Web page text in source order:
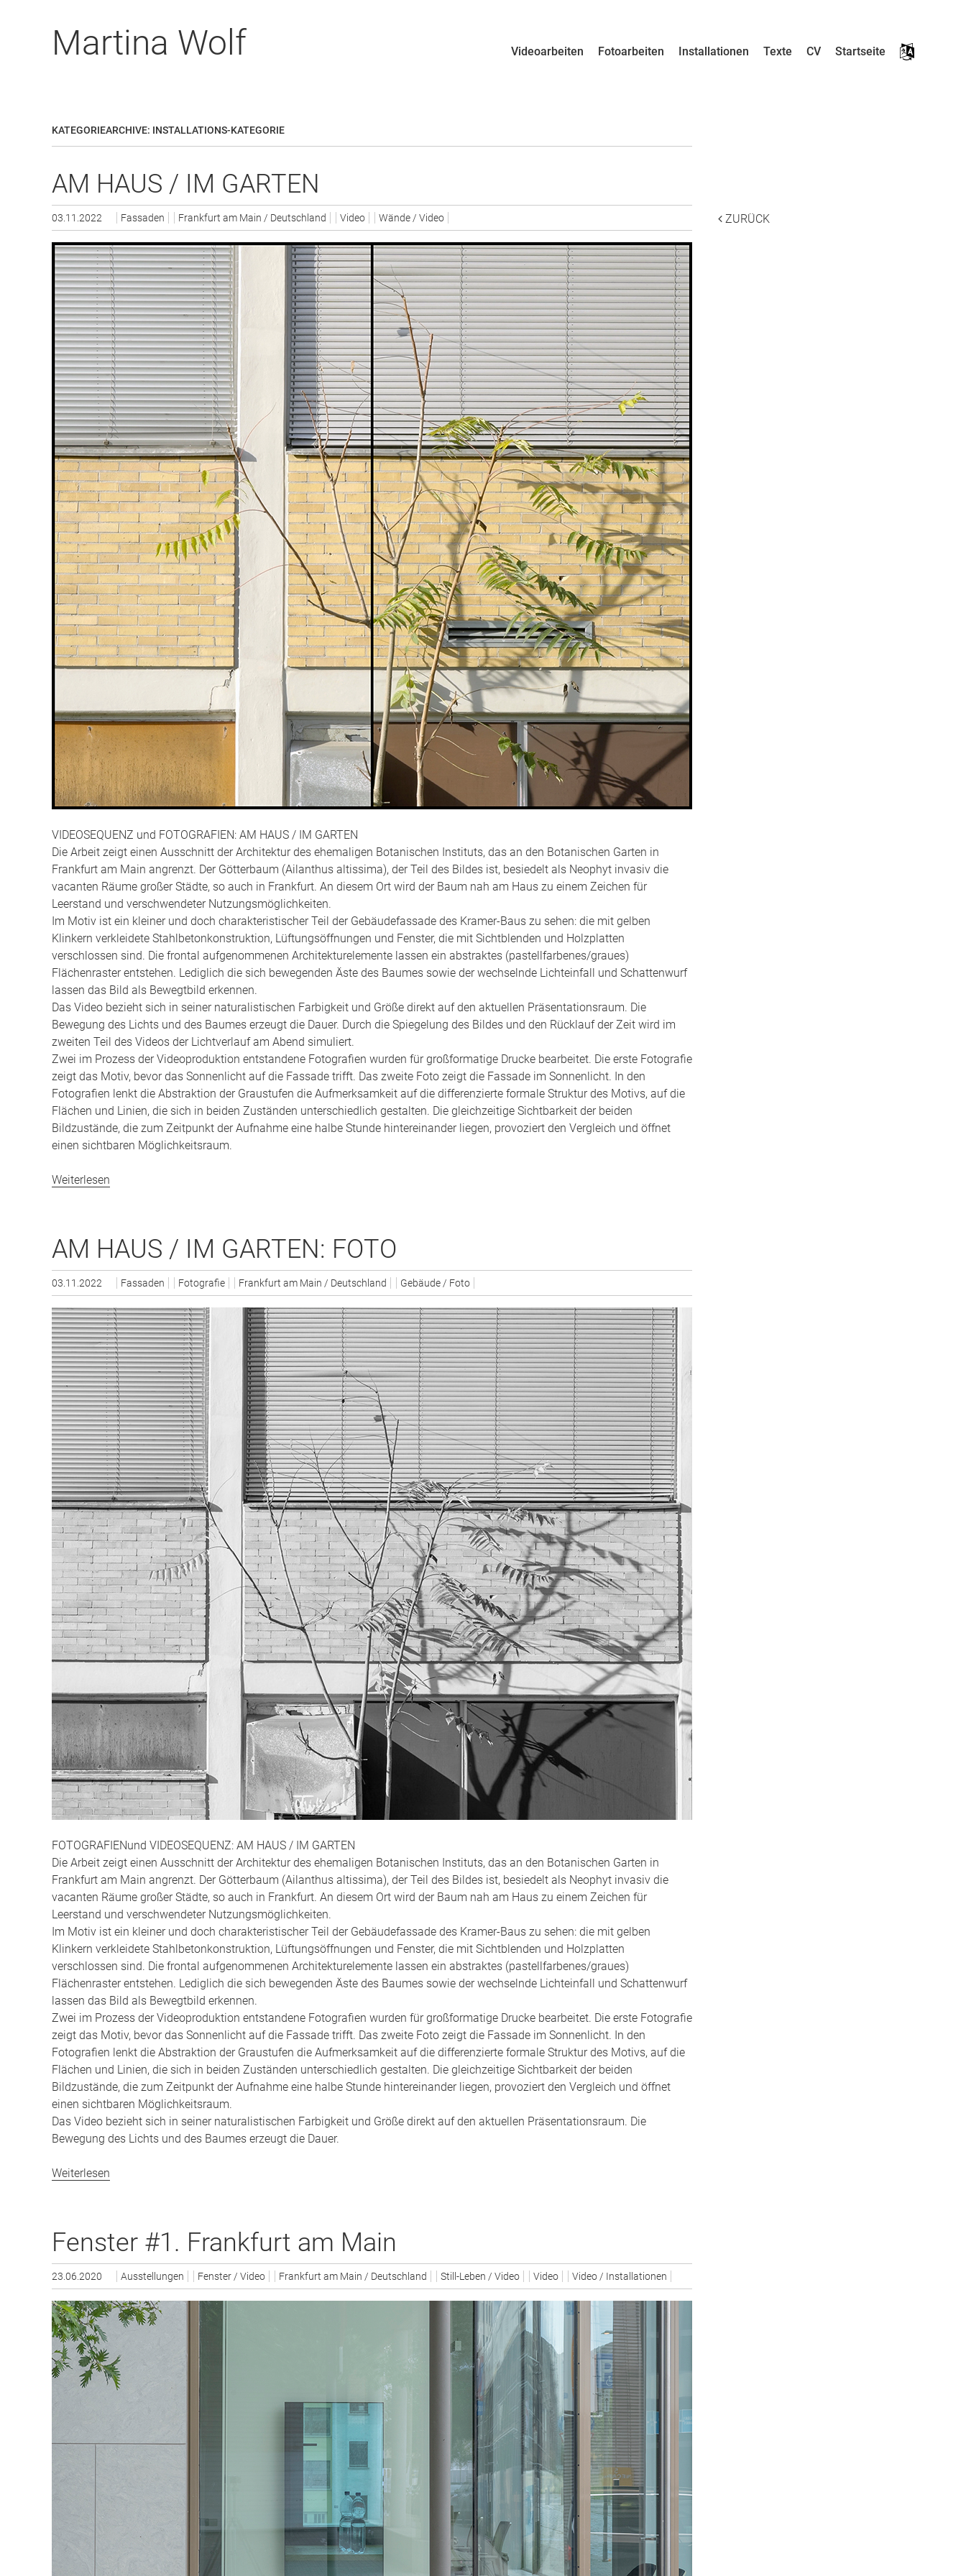
Martina Wolf Menü
Zum Inhalt Springen
Videoarbeiten Fotoarbeiten Installationen Texte CV Startseite
KATEGORIEARCHIVE: INSTALLATIONS-KATEGORIE
AM HAUS / IM GARTEN
03.11.2022 Fassaden Frankfurt am Main / Deutschland Video Wände / Video
VIDEOSEQUENZ und FOTOGRAFIEN: AM HAUS / IM GARTEN
Die Arbeit zeigt einen Ausschnitt der Architektur des ehemaligen Botanischen Instituts, das an den Botanischen Garten in
Frankfurt am Main angrenzt. Der Götterbaum (Ailanthus altissima), der Teil des Bildes ist, besiedelt als Neophyt invasiv die
vacanten Räume großer Städte, so auch in Frankfurt. An diesem Ort wird der Baum nah am Haus zu einem Zeichen für
Leerstand und verschwendeter Nutzungsmöglichkeiten.
Im Motiv ist ein kleiner und doch charakteristischer Teil der Gebäudefassade des Kramer-Baus zu sehen: die mit gelben
Klinkern verkleidete Stahlbetonkonstruktion, Lüftungsöffnungen und Fenster, die mit Sichtblenden und Holzplatten
verschlossen sind. Die frontal aufgenommenen Architekturelemente lassen ein abstraktes (pastellfarbenes/graues)
Flächenraster entstehen. Lediglich die sich bewegenden Äste des Baumes sowie der wechselnde Lichteinfall und Schattenwurf
lassen das Bild als Bewegtbild erkennen.
Das Video bezieht sich in seiner naturalistischen Farbigkeit und Größe direkt auf den aktuellen Präsentationsraum. Die
Bewegung des Lichts und des Baumes erzeugt die Dauer. Durch die Spiegelung des Bildes und den Rücklauf der Zeit wird im
zweiten Teil des Videos der Lichtverlauf am Abend simuliert.
Zwei im Prozess der Videoproduktion entstandene Fotografien wurden für großformatige Drucke bearbeitet. Die erste Fotografie
zeigt das Motiv, bevor das Sonnenlicht auf die Fassade trifft. Das zweite Foto zeigt die Fassade im Sonnenlicht. In den
Fotografien lenkt die Abstraktion der Graustufen die Aufmerksamkeit auf die differenzierte formale Struktur des Motivs, auf die
Flächen und Linien, die sich in beiden Zuständen unterschiedlich gestalten. Die gleichzeitige Sichtbarkeit der beiden
Bildzustände, die zum Zeitpunkt der Aufnahme eine halbe Stunde hintereinander liegen, provoziert den Vergleich und öffnet
einen sichtbaren Möglichkeitsraum.
Weiterlesen
AM HAUS / IM GARTEN: FOTO
03.11.2022 Fassaden Fotografie Frankfurt am Main / Deutschland Gebäude / Foto
FOTOGRAFIENund VIDEOSEQUENZ: AM HAUS / IM GARTEN
Die Arbeit zeigt einen Ausschnitt der Architektur des ehemaligen Botanischen Instituts, das an den Botanischen Garten in
Frankfurt am Main angrenzt. Der Götterbaum (Ailanthus altissima), der Teil des Bildes ist, besiedelt als Neophyt invasiv die
vacanten Räume großer Städte, so auch in Frankfurt. An diesem Ort wird der Baum nah am Haus zu einem Zeichen für
Leerstand und verschwendeter Nutzungsmöglichkeiten.
Im Motiv ist ein kleiner und doch charakteristischer Teil der Gebäudefassade des Kramer-Baus zu sehen: die mit gelben
Klinkern verkleidete Stahlbetonkonstruktion, Lüftungsöffnungen und Fenster, die mit Sichtblenden und Holzplatten
verschlossen sind. Die frontal aufgenommenen Architekturelemente lassen ein abstraktes (pastellfarbenes/graues)
Flächenraster entstehen. Lediglich die sich bewegenden Äste des Baumes sowie der wechselnde Lichteinfall und Schattenwurf
lassen das Bild als Bewegtbild erkennen.
Zwei im Prozess der Videoproduktion entstandene Fotografien wurden für großformatige Drucke bearbeitet. Die erste Fotografie
zeigt das Motiv, bevor das Sonnenlicht auf die Fassade trifft. Das zweite Foto zeigt die Fassade im Sonnenlicht. In den
Fotografien lenkt die Abstraktion der Graustufen die Aufmerksamkeit auf die differenzierte formale Struktur des Motivs, auf die
Flächen und Linien, die sich in beiden Zuständen unterschiedlich gestalten. Die gleichzeitige Sichtbarkeit der beiden
Bildzustände, die zum Zeitpunkt der Aufnahme eine halbe Stunde hintereinander liegen, provoziert den Vergleich und öffnet
einen sichtbaren Möglichkeitsraum.
Das Video bezieht sich in seiner naturalistischen Farbigkeit und Größe direkt auf den aktuellen Präsentationsraum. Die
Bewegung des Lichts und des Baumes erzeugt die Dauer.
Weiterlesen
Fenster #1. Frankfurt am Main
23.06.2020 Ausstellungen Fenster / Video Frankfurt am Main / Deutschland Still-Leben / Video Video Video / Installationen
ZURÜCK